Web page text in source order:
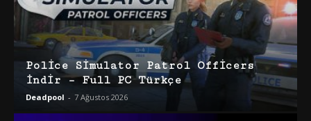
Police Simulator Patrol Officers
İndir – Full PC Türkçe
Deadpool - 7 Ağustos 2026